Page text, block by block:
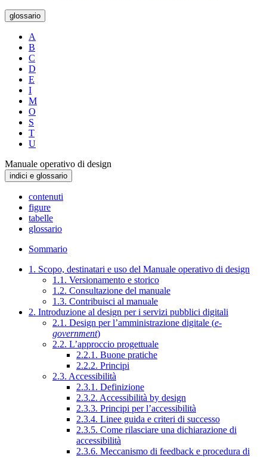
glossario
A
B
C
D
E
I
M
O
S
T
U
Manuale operativo di design
indici e glossario
contenuti
figure
tabelle
glossario
Sommario
1. Scopo, destinatari e uso del Manuale operativo di design
1.1. Versionamento e storico
1.2. Consultazione del manuale
1.3. Contribuisci al manuale
2. Introduzione al design per i servizi pubblici digitali
2.1. Design per l’amministrazione digitale (e-
government)
2.2. L’approccio progettuale
2.2.1. Buone pratiche
2.2.2. Principi
2.3. Accessibilità
2.3.1. Definizione
2.3.2. Accessibilità by design
2.3.3. Principi per l’accessibilità
2.3.4. Linee guida e criteri di successo
2.3.5. Come rilasciare una dichiarazione di
accessibilità
2.3.6. Meccanismo di feedback e procedura di